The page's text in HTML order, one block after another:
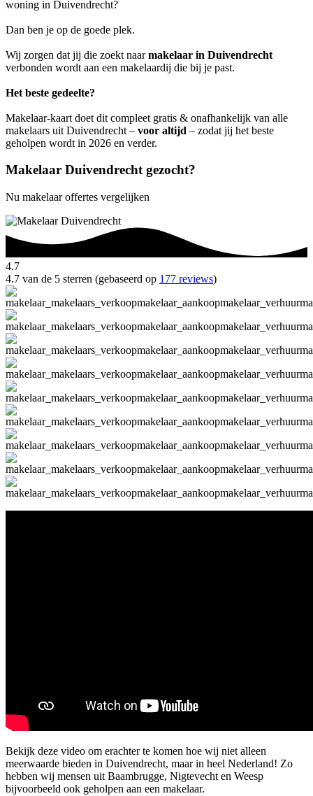
woning in Duivendrecht?
Dan ben je op de goede plek.
Wij zorgen dat jij die zoekt naarmakelaar in Duivendrecht
verbonden wordt aan een makelaardij die bij je past.
Het beste gedeelte?
Makelaar-kaart doet dit compleet gratis & onafhankelijk van alle
makelaars uit Duivendrecht – voor altijd – zodat jij het beste
geholpen wordt in 2026 en verder.
Makelaar Duivendrecht gezocht?
Nu makelaar offertes vergelijken
4.7
4.7 van de 5 sterren (gebaseerd op 177 reviews)
Bekijk deze video om erachter te komen hoe wij niet alleen
meerwaarde bieden in Duivendrecht, maar in heel Nederland! Zo
hebben wij mensen uit Baambrugge, Nigtevecht en Weesp
bijvoorbeeld ook geholpen aan een makelaar.